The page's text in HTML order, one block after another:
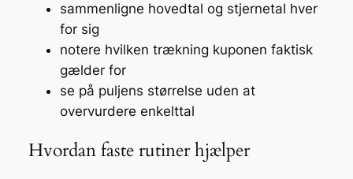
sammenligne hovedtal og stjernetal hver
for sig
notere hvilken trækning kuponen faktisk
gælder for
se på puljens størrelse uden at
overvurdere enkelttal
Hvordan faste rutiner hjælper